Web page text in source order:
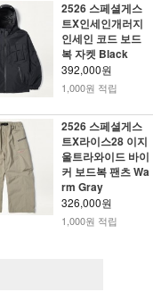
2526 스페셜게스
트X인세인개러지
인세인 코드 보드
복 자켓 Black
392,000원
1,000원 적립
2526 스페셜게스
트X라이스28 이지
울트라와이드 바이
커 보드복 팬츠 Wa
rm Gray
326,000원
1,000원 적립